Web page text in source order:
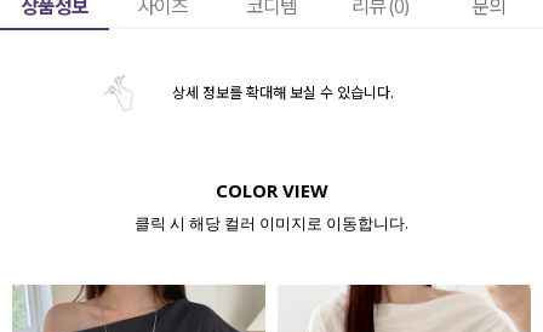
상품정보 사이즈 코디템 리뷰 (0) 문의
상세 정보를 확대해 보실 수 있습니다.
COLOR VIEW
클릭 시 해당 컬러 이미지로 이동합니다.